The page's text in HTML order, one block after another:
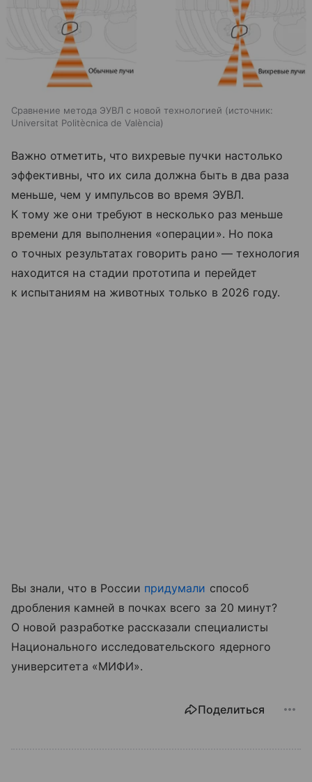
Сравнение метода ЭУВЛ с новой технологией
источник:
Universitat Politècnica de València
Важно отметить, что вихревые пучки настолько
эффективны, что их сила должна быть в два раза
меньше, чем у импульсов во время ЭУВЛ.
К тому же они требуют в несколько раз меньше
времени для выполнения «операции». Но пока
о точных результатах говорить рано — технология
находится на стадии прототипа и перейдет
к испытаниям на животных только в 2026 году.
Вы знали, что в России придумали способ
дробления камней в почках всего за 20 минут?
О новой разработке рассказали специалисты
Национального исследовательского ядерного
университета «МИФИ».
Поделиться